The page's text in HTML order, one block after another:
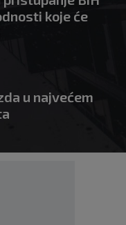
koje će
u najvećem